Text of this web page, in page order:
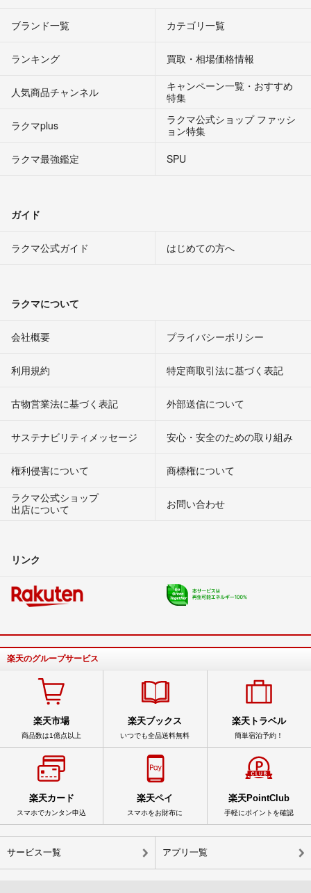
ブランド一覧 カテゴリ一覧
ランキング 買取・相場価格情報
人気商品チャンネル
キャンペーン一覧・おすすめ
特集
ラクマplus
ラクマ公式ショップ ファッシ
ョン特集
ラクマ最強鑑定
SPU
ガイド
ラクマ公式ガイド はじめての方へ
ラクマについて
会社概要 プライバシーポリシー
利用規約 特定商取引法に基づく表記
古物営業法に基づく表記 外部送信について
サステナビリティメッセージ 安心・安全のための取り組み
権利侵害について
商標権について
ラクマ公式ショップ
出店について
お問い合わせ
リンク
楽天のグループサービス
楽天市場
商品数は1億点以上
楽天ブックス
いつでも全品送料無料
楽天トラベル
簡単宿泊予約！
楽天カード
スマホでカンタン申込
楽天ペイ
スマホをお財布に
楽天PointClub
手軽にポイントを確認
サービス一覧 アプリ一覧